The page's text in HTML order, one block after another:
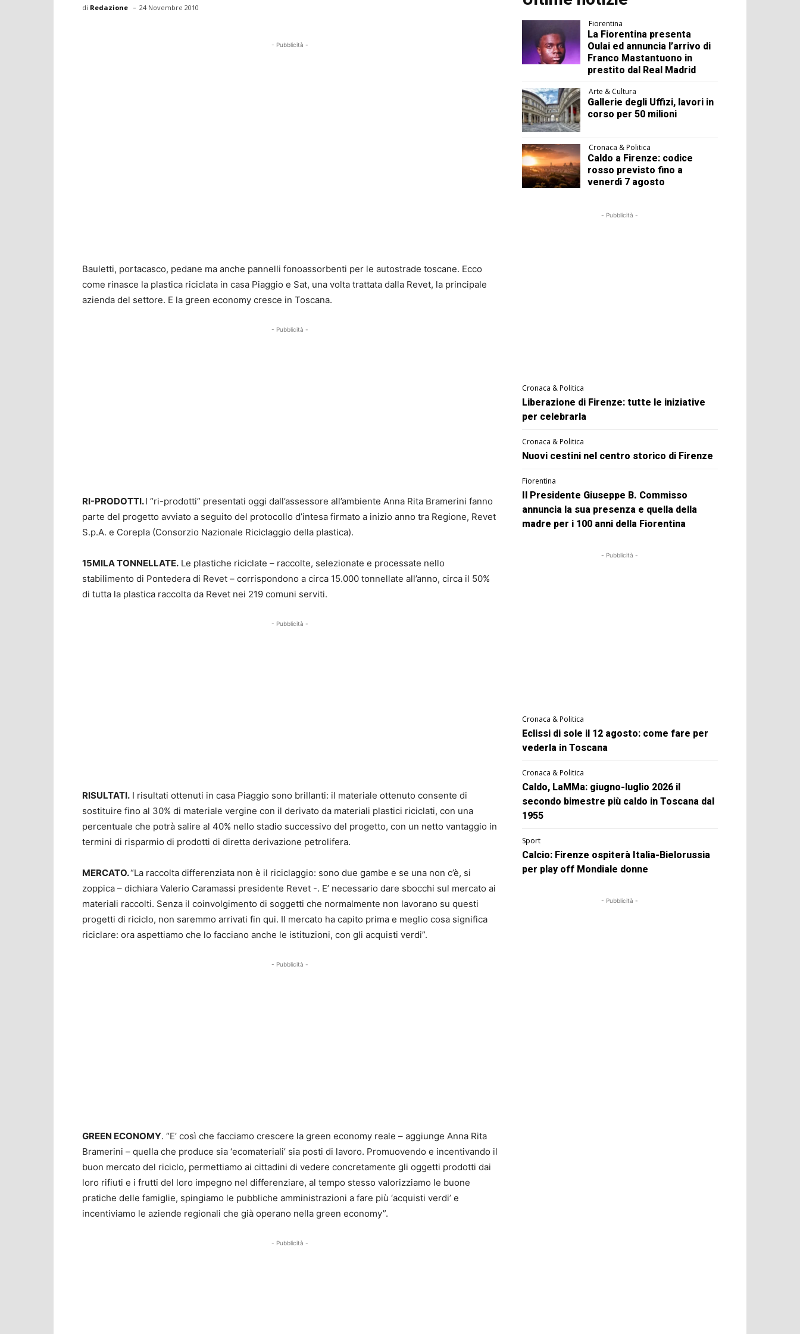
di Redazione - 24 Novembre 2010
- Pubblicità -
Bauletti, portacasco, pedane ma anche pannelli fonoassorbenti per le autostrade toscane. Ecco
come rinasce la plastica riciclata in casa Piaggio e Sat, una volta trattata dalla Revet, la principale
azienda del settore. E la green economy cresce in Toscana.
- Pubblicità -
RI-PRODOTTI.I “ri-prodotti” presentati oggi dall’assessore all’ambiente Anna Rita Bramerini fanno
parte del progetto avviato a seguito del protocollo d’intesa firmato a inizio anno tra Regione, Revet
S.p.A. e Corepla (Consorzio Nazionale Riciclaggio della plastica).
15MILA TONNELLATE. Le plastiche riciclate – raccolte, selezionate e processate nello
stabilimento di Pontedera di Revet – corrispondono a circa 15.000 tonnellate all’anno, circa il 50%
di tutta la plastica raccolta da Revet nei 219 comuni serviti.
- Pubblicità -
RISULTATI. I risultati ottenuti in casa Piaggio sono brillanti: il materiale ottenuto consente di
sostituire fino al 30% di materiale vergine con il derivato da materiali plastici riciclati, con una
percentuale che potrà salire al 40% nello stadio successivo del progetto, con un netto vantaggio in
termini di risparmio di prodotti di diretta derivazione petrolifera.
MERCATO.“La raccolta differenziata non è il riciclaggio: sono due gambe e se una non c’è, si
zoppica – dichiara Valerio Caramassi presidente Revet -. E’ necessario dare sbocchi sul mercato ai
materiali raccolti. Senza il coinvolgimento di soggetti che normalmente non lavorano su questi
progetti di riciclo, non saremmo arrivati fin qui. Il mercato ha capito prima e meglio cosa significa
riciclare: ora aspettiamo che lo facciano anche le istituzioni, con gli acquisti verdi”.
- Pubblicità -
GREEN ECONOMY. “E’ così che facciamo crescere la green economy reale – aggiunge Anna Rita
Bramerini – quella che produce sia ‘ecomateriali’ sia posti di lavoro. Promuovendo e incentivando il
buon mercato del riciclo, permettiamo ai cittadini di vedere concretamente gli oggetti prodotti dai
loro rifiuti e i frutti del loro impegno nel differenziare, al tempo stesso valorizziamo le buone
pratiche delle famiglie, spingiamo le pubbliche amministrazioni a fare più ‘acquisti verdi’ e
incentiviamo le aziende regionali che già operano nella green economy”.
- Pubblicità -
Fiorentina
La Fiorentina presenta
Oulai ed annuncia l’arrivo di
Franco Mastantuono in
prestito dal Real Madrid
Arte & Cultura
Gallerie degli Uffizi, lavori in
corso per 50 milioni
Cronaca & Politica
Caldo a Firenze: codice
rosso previsto fino a
venerdì 7 agosto
- Pubblicità -
Cronaca & Politica
Liberazione di Firenze: tutte le iniziative
per celebrarla
Cronaca & Politica
Nuovi cestini nel centro storico di Firenze
Fiorentina
Il Presidente Giuseppe B. Commisso
annuncia la sua presenza e quella della
madre per i 100 anni della Fiorentina
- Pubblicità -
Cronaca & Politica
Eclissi di sole il 12 agosto: come fare per
vederla in Toscana
Cronaca & Politica
Caldo, LaMMa: giugno-luglio 2026 il
secondo bimestre più caldo in Toscana dal
1955
Sport
Calcio: Firenze ospiterà Italia-Bielorussia
per play off Mondiale donne
- Pubblicità -